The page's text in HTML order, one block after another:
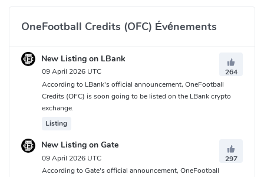
OneFootball Credits (OFC) Événements
New Listing on LBank
09 April 2026 UTC
264
According to LBank's official announcement, OneFootball
Credits (OFC) is soon going to be listed on the LBank crypto
exchange.
Listing
New Listing on Gate
09 April 2026 UTC
297
According to Gate's official announcement, OneFootball